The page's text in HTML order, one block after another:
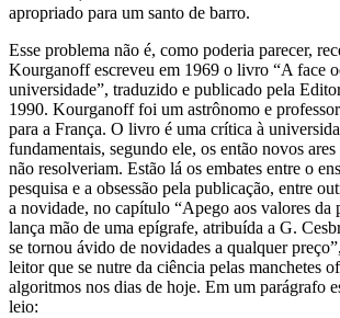
apropriado para um santo de barro.
Esse problema não é, como poderia parecer,
Kourganoff escreveu em 1969 o livro “A face
universidade”, traduzido e publicado pela
1990. Kourganoff foi um astrônomo e
para a França. O livro é uma crítica à
fundamentais, segundo ele, os então novos
não resolveriam. Estão lá os embates entre o
pesquisa e a obsessão pela publicação, entre
a novidade, no capítulo “Apego aos valores da
lança mão de uma epígrafe, atribuída a G.
se tornou ávido de novidades a qualquer
leitor que se nutre da ciência pelas manchetes
algoritmos nos dias de hoje. Em um parágrafo
leio: